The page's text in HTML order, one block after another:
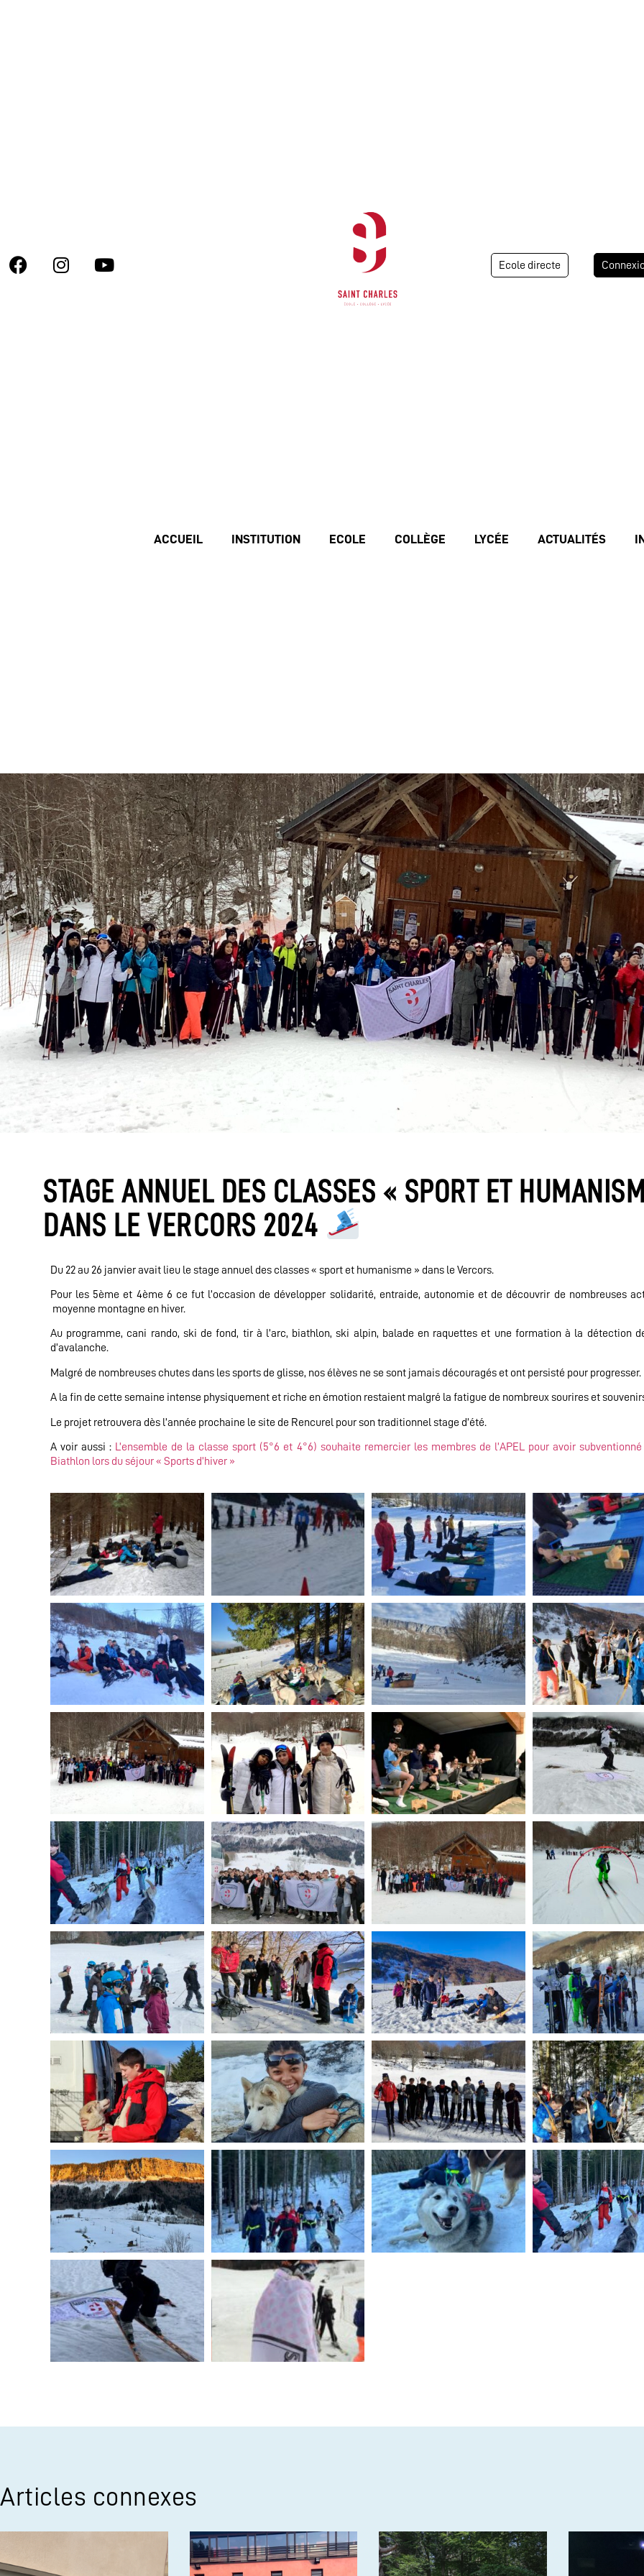
Ecole directe
ACCUEIL INSTITUTION ECOLE COLLÈGE LYCÉE ACTUALITÉS
STAGE ANNUEL DES CLASSES « SPORT ET
DANS LE VERCORS 2024
Du 22 au 26 janvier avait lieu le stage annuel des classes « sport et humanisme » dans le Vercors.
Pour les 5ème et 4ème 6 ce fut l’occasion de développer solidarité, entraide, autonomie et de découvrir de nombreuses
moyenne montagne en hiver.
Au programme, cani rando, ski de fond, tir à l’arc, biathlon, ski alpin, balade en raquettes et une formation à la détection
d’avalanche.
Malgré de nombreuses chutes dans les sports de glisse, nos élèves ne se sont jamais découragés et ont persisté pour progresser.
A la fin de cette semaine intense physiquement et riche en émotion restaient malgré la fatigue de nombreux sourires et
Le projet retrouvera dès l’année prochaine le site de Rencurel pour son traditionnel stage d’été.
A voir aussi :
L’ensemble de la classe sport (5°6 et 4°6) souhaite remercier les membres de l’APEL pour avoir
Biathlon lors du séjour « Sports d’hiver »
Articles connexes